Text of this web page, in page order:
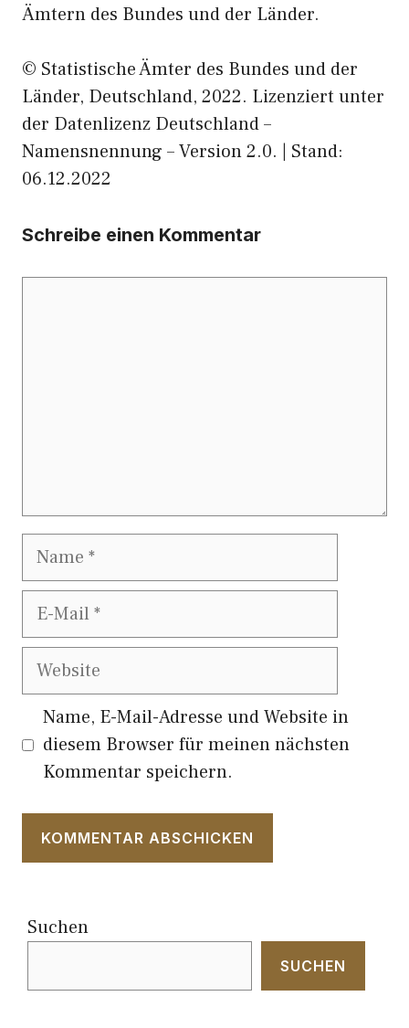
Ämtern des Bundes und der Länder.
© Statistische Ämter des Bundes und der
Länder, Deutschland, 2022. Lizenziert unter
der Datenlizenz Deutschland –
Namensnennung – Version 2.0. | Stand:
06.12.2022
Schreibe einen Kommentar
Name
E-
Website
Name, E-Mail-Adresse und Website in
diesem Browser für meinen nächsten
Kommentar speichern.
Suchen
SUCHEN